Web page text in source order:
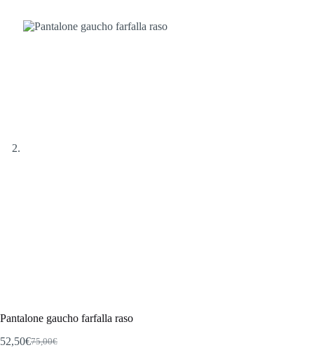
Pantalone gaucho farfalla raso
75,00€
Il
52,50€Il